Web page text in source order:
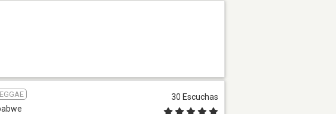
30 Escuchas